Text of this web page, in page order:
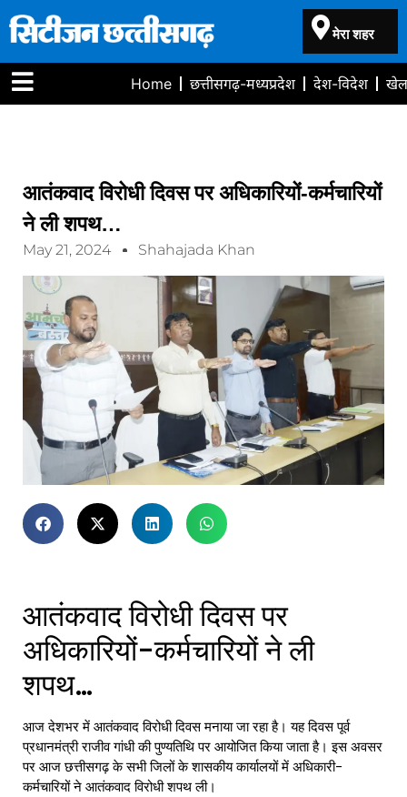
मेरा शहर
Home छत्तीसगढ़-मध्यप्रदेश देश-विदेश
आतंकवाद विरोधी दिवस पर अधिकारियों-कर्मचारियों
ने ली शपथ…
May 21, 2024 Shahajada Khan
आतंकवाद विरोधी दिवस पर
अधिकारियों-कर्मचारियों ने ली
शपथ…
आज देशभर में आतंकवाद विरोधी दिवस मनाया जा रहा है। यह दिवस पूर्व
प्रधानमंत्री राजीव गांधी की पुण्यतिथि पर आयोजित किया जाता है। इस अवसर
पर आज छत्तीसगढ़ के सभी जिलों के शासकीय कार्यालयों में अधिकारी-
कर्मचारियों ने आतंकवाद विरोधी शपथ ली।